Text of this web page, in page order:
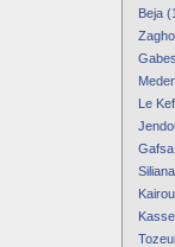
Beja
Le